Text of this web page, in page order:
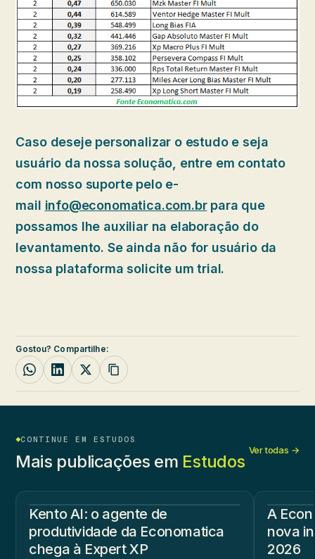
Caso deseje personalizar o estudo e seja
usuário da nossa solução, entre em contato
com nosso suporte pelo e-
mail info@economatica.com.brpara que
possamos lhe auxiliar na elaboração do
levantamento. Se ainda não for usuário da
nossa plataforma solicite um trial.
Gostou? Compartilhe:
CONTINUE EM ESTUDOS
Mais publicações em Estudos
Ver todas →
Kento AI: o agente de
produtividade da Economatica
chega à Expert XP
A
nova
2026